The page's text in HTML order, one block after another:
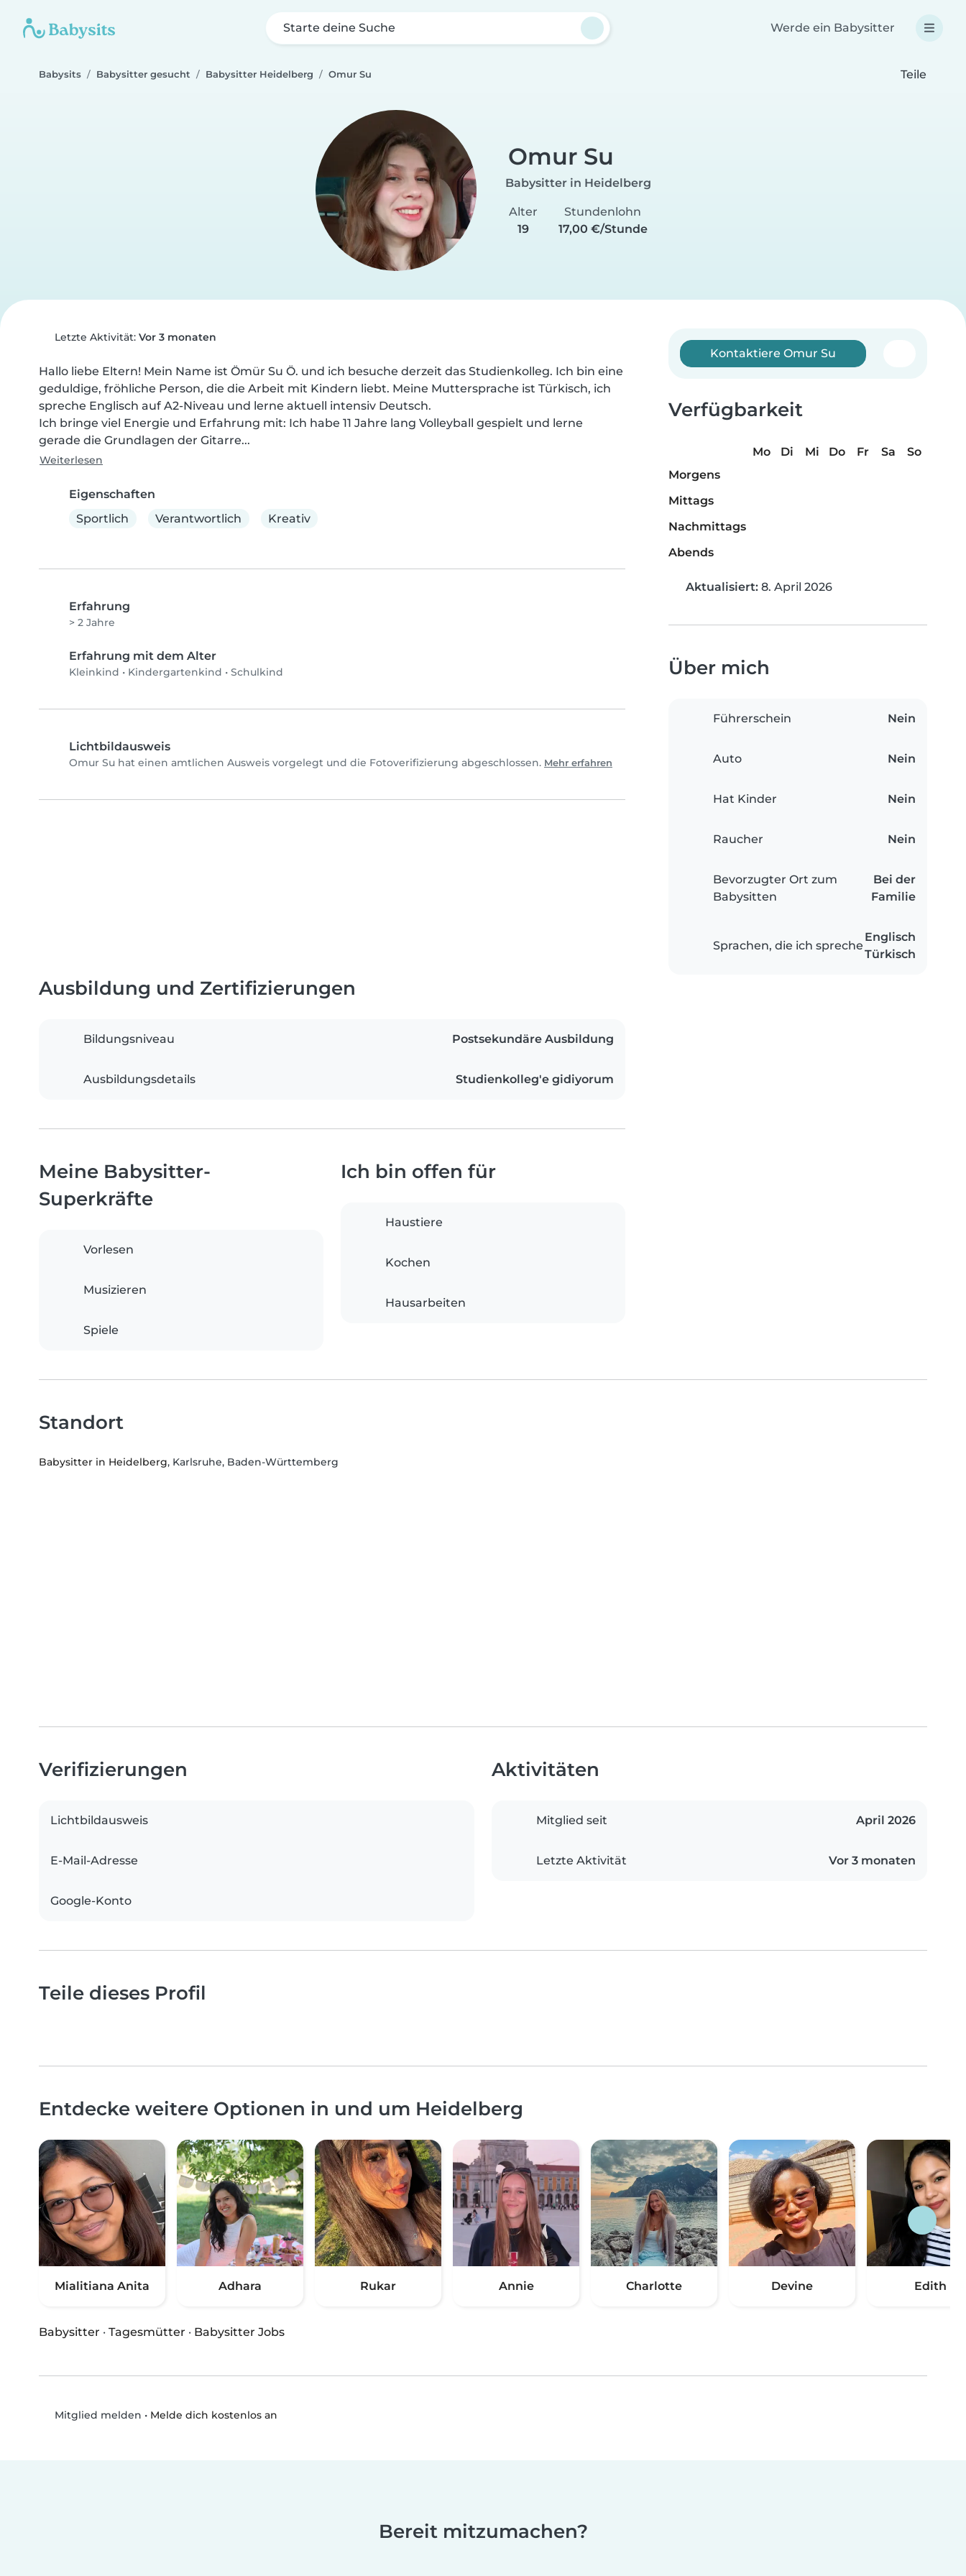
Starte deine Suche Werde ein Babysitter
Babysits Babysitter gesucht Babysitter Heidelberg Omur Su Teile
Omur Su
Babysitter in Heidelberg
Alter
19
Stundenlohn
17,00 €/Stunde
Letzte Aktivität: Vor 3 monaten
Hallo liebe Eltern! Mein Name ist Ömür Su Ö. und ich besuche derzeit das Studienkolleg. Ich bin eine
geduldige, fröhliche Person, die die Arbeit mit Kindern liebt. Meine Muttersprache ist Türkisch, ich
spreche Englisch auf A2-Niveau und lerne aktuell intensiv Deutsch.
Ich bringe viel Energie und Erfahrung mit: Ich habe 11 Jahre lang Volleyball gespielt und lerne
gerade die Grundlagen der Gitarre...
Weiterlesen
Eigenschaften
Sportlich
Verantwortlich Kreativ
Erfahrung
> 2 Jahre
Erfahrung mit dem Alter
Kleinkind • Kindergartenkind • Schulkind
Lichtbildausweis
Omur Su hat einen amtlichen Ausweis vorgelegt und die Fotoverifizierung abgeschlossen. Mehr erfahren
Kontaktiere Omur Su
Verfügbarkeit
Mo Di Mi Do Fr Sa
So
Morgens
Mittags
Nachmittags
Abends
Aktualisiert: 8. April 2026
Über mich
Führerschein Nein
Auto Nein
Hat Kinder Nein
Raucher Nein
Bevorzugter Ort zum
Babysitten
Bei der
Familie
Sprachen, die ich spreche
Englisch
Türkisch
Ausbildung und Zertifizierungen
Bildungsniveau Postsekundäre Ausbildung
Ausbildungsdetails Studienkolleg'e gidiyorum
Meine Babysitter-
Superkräfte
Vorlesen
Musizieren
Spiele
Ich bin offen für
Haustiere
Kochen
Hausarbeiten
Standort
Babysitter in Heidelberg, Karlsruhe, Baden-Württemberg
Verifizierungen
Lichtbildausweis
E-Mail-Adresse
Google-Konto
Aktivitäten
Mitglied seit April 2026
Letzte Aktivität Vor 3 monaten
Teile dieses Profil
Entdecke weitere Optionen in und um Heidelberg
Mialitiana Anita Adhara Rukar Annie Charlotte Devine Edith
Babysitter · Tagesmütter · Babysitter Jobs
Mitglied melden • Melde dich kostenlos an
Bereit mitzumachen?